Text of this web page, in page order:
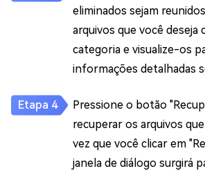
eliminados sejam
arquivos que você deseja
categoria e visualize-os
informações detalhadas
Pressione o botão
recuperar os arquivos
vez que você clicar em
janela de diálogo surgirá